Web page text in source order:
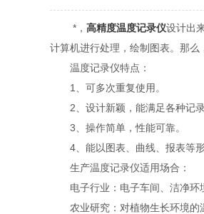
*， 高精度温度记录仪设计出
计算机进行处理，绘制图表。那
温度记录仪特点：
1、可多次重复使用。
2、设计新颖，能满足各种记
3、操作简单，性能可靠。
4、能以图表、曲线、报表等形
生产温度记录仪适用场合：
电子行业：电子车间、洁净环
农业研究：对植物生长环境的